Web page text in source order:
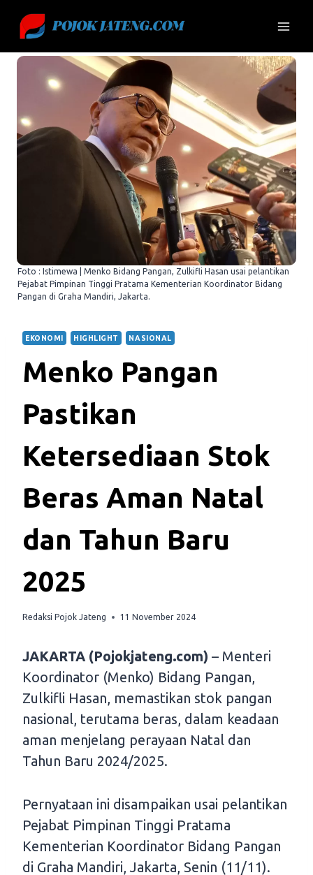
content
Foto : Istimewa | Menko Bidang Pangan, Zulkifli Hasan usai pelantikan
Pejabat Pimpinan Tinggi Pratama Kementerian Koordinator Bidang
Pangan di Graha Mandiri, Jakarta.
EKONOMI HIGHLIGHT NASIONAL
Menko Pangan
Pastikan
Ketersediaan Stok
Beras Aman Natal
dan Tahun Baru
2025
Redaksi Pojok Jateng 11 November 2024
JAKARTA (Pojokjateng.com) – Menteri
Koordinator (Menko) Bidang Pangan,
Zulkifli Hasan, memastikan stok pangan
nasional, terutama beras, dalam keadaan
aman menjelang perayaan Natal dan
Tahun Baru 2024/2025.
Pernyataan ini disampaikan usai pelantikan
Pejabat Pimpinan Tinggi Pratama
Kementerian Koordinator Bidang Pangan
di Graha Mandiri, Jakarta, Senin (11/11).